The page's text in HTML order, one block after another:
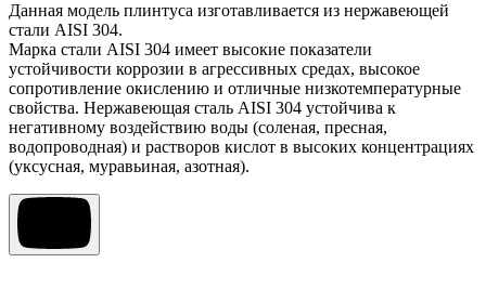
Данная модель плинтуса изготавливается из нержавеющей
стали AISI 304.
Марка стали AISI 304 имеет высокие показатели
устойчивости коррозии в агрессивных средах, высокое
сопротивление окислению и отличные низкотемпературные
свойства. Нержавеющая сталь AISI 304 устойчива к
негативному воздействию воды (соленая, пресная,
водопроводная) и растворов кислот в высоких концентрациях
(уксусная, муравьиная, азотная).